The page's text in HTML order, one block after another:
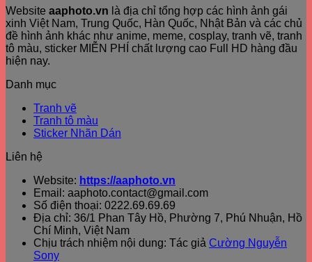
Website aaphoto.vn là địa chỉ tổng hợp các hình ảnh gái
xinh Việt Nam, Trung Quốc, Hàn Quốc, Nhật Bản và các chủ
đề hình ảnh khác như anime, meme, cosplay, tranh vẽ, tranh
tô màu, sticker MIỄN PHÍ chất lượng cao Full HD hàng đầu
hiện nay.
Danh mục
Tranh vẽ
Tranh tô màu
Sticker Nhãn Dán
Liên hệ
Website: https://aaphoto.vn
Email: aaphoto.contact@gmail.com
Số điện thoại: 0222.69.69.69
Địa chỉ: 36/1 Phan Tây Hồ, Phường 7, Phú Nhuận, Hồ
Chí Minh, Việt Nam
Chịu trách nhiệm nội dung: Tác giả Cường Nguyễn
Sony